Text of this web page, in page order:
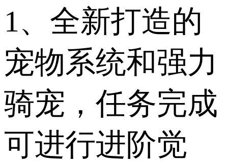
1、全新打造的
宠物系统和强力
骑宠，任务完成
可进行进阶觉